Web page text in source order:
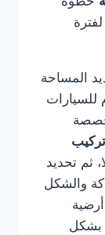
المساحة
للسيارات
ثم تحديد
والشكل
بشكل